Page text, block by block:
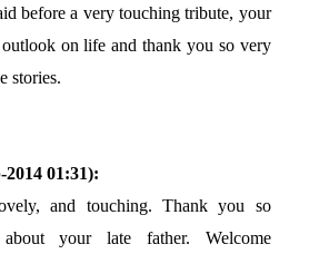
before a very touching tribute, your
on life and thank you so very
stories.
2014 01:31):
and touching. Thank you so
your late father. Welcome